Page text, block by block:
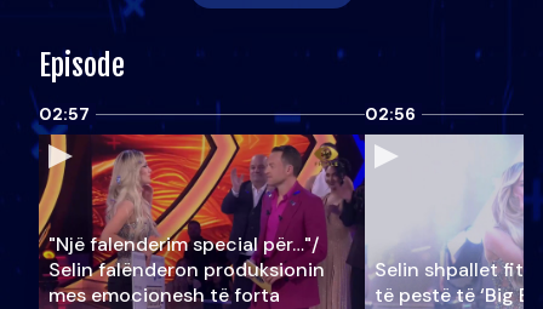
Episode
02:57
"Një falenderim special për…"/
Selin falënderon produksionin
mes emocionesh të forta
02:56
Selin shpallet
të pestë të ‘Big